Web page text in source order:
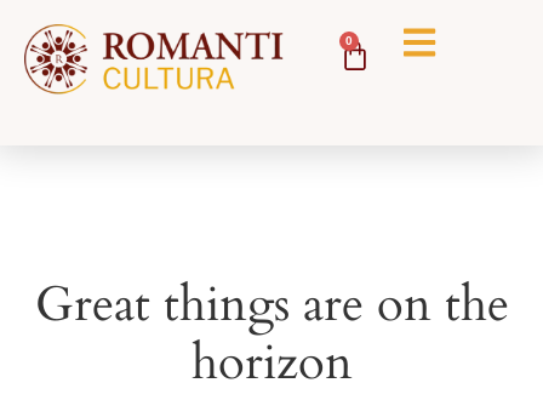
0
Great things are on the
horizon